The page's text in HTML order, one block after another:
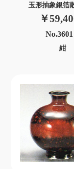
玉形抽象銀箔
￥
No.3601
紺